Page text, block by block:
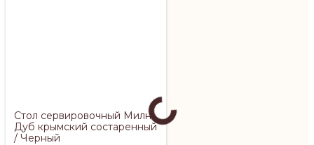
Стол сервировочный Милн
Дуб крымский состаренный
/ Черный